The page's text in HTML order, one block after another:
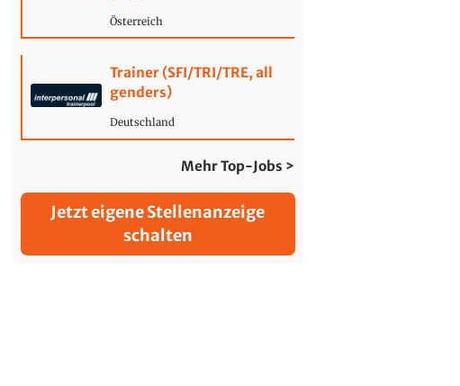
Österreich
Trainer (SFI/TRI/TRE, all
genders)
Deutschland
Mehr Top-Jobs >
Jetzt eigene Stellenanzeige
schalten